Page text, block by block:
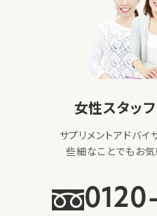
女性スタッ
サプリメントアドバイ
些細なことでもお気